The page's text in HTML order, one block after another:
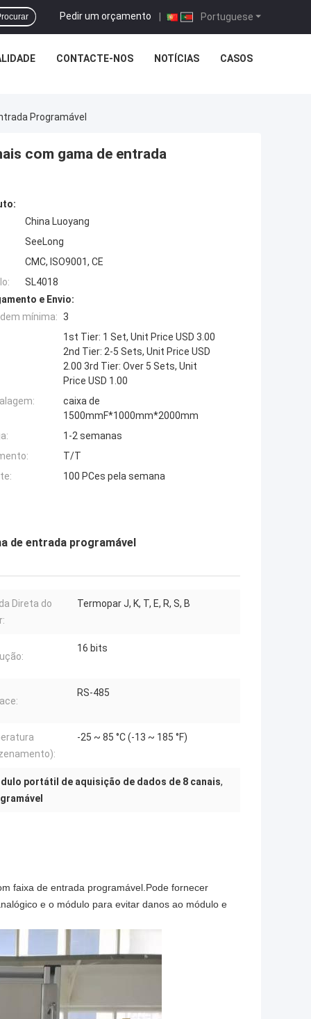
Portuguese
Pedir um orçamento |
CONTACTE-NOS NOTÍCIAS CASOS
Programável
com gama de entrada
China Luoyang
SeeLong
CMC, ISO9001, CE
SL4018
e Envio:
mínima: 3
1st Tier: 1 Set, Unit Price USD 3.00
2nd Tier: 2-5 Sets, Unit Price USD
2.00 3rd Tier: Over 5 Sets, Unit
Price USD 1.00
caixa de
1500mmF*1000mm*2000mm
1-2 semanas
T/T
100 PCes pela semana
de entrada programável
Direta do
Termopar J, K, T, E, R, S, B
16 bits
RS-485
-25 ~ 85 °C (-13 ~ 185 °F)
portátil de aquisição de dados de 8 canais,
faixa de entrada programável.Pode fornecer
e o módulo para evitar danos ao módulo e